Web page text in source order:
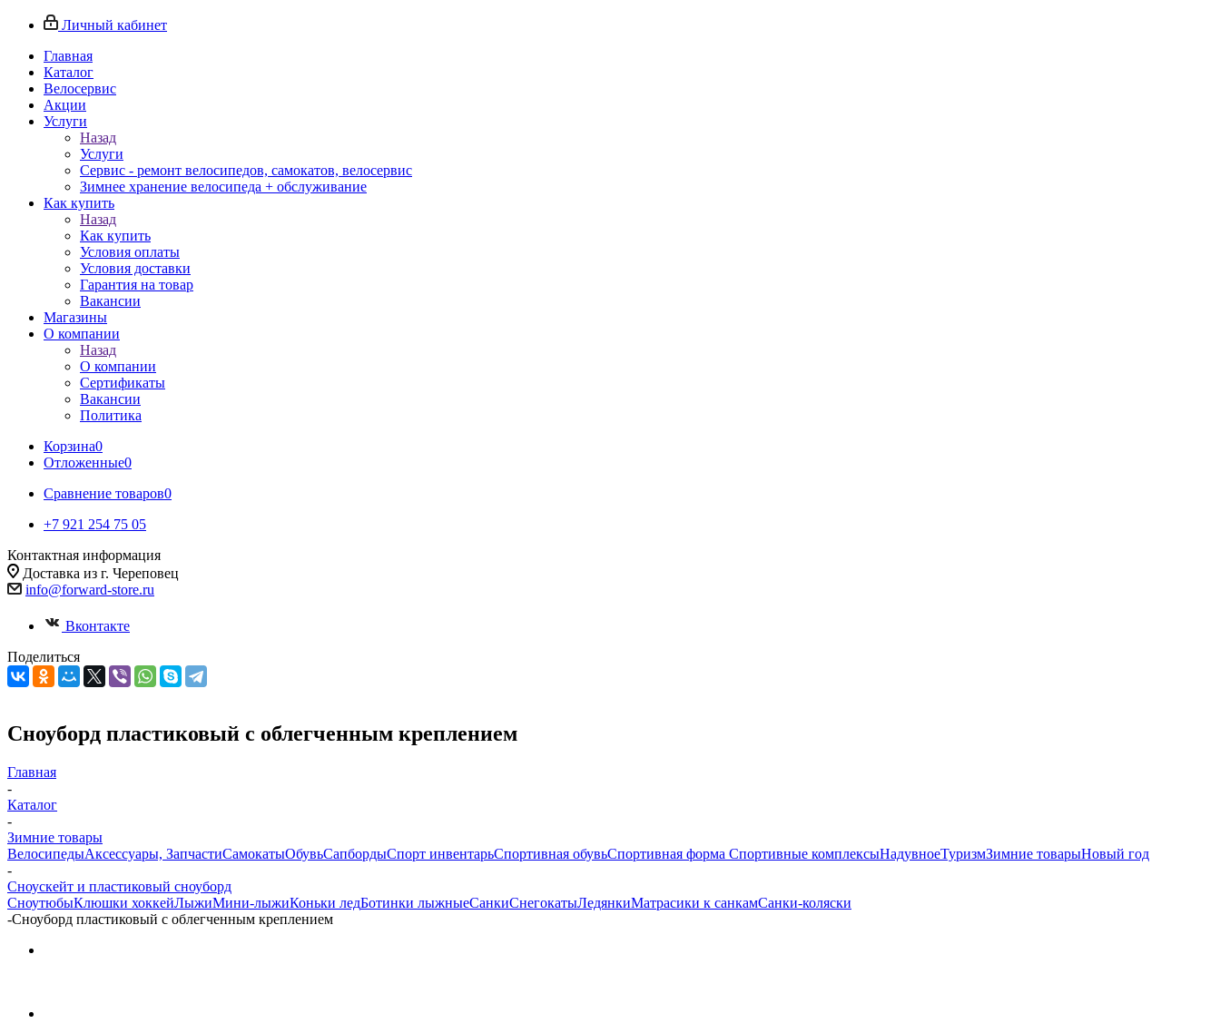
Личный кабинет
Главная
Каталог
Велосервис
Акции
Услуги
Назад
Услуги
Сервис - ремонт велосипедов, самокатов, велосервис
Зимнее хранение велосипеда + обслуживание
Как купить
Назад
Как купить
Условия оплаты
Условия доставки
Гарантия на товар
Вакансии
Магазины
О компании
Назад
О компании
Сертификаты
Вакансии
Политика
Корзина0
Отложенные0
Сравнение товаров0
+7 921 254 75 05
Контактная информация
Доставка из г. Череповец
info@forward-store.ru
Вконтакте
Поделиться
Сноуборд пластиковый с облегченным креплением
Главная
-
Каталог
-
Зимние товары
ВелосипедыАксессуары, ЗапчастиСамокатыОбувьСапбордыСпорт инвентарьСпортивная обувьСпортивная форма Спортивные комплексыНадувноеТуризмЗимние товарыНовый год
-
Сноускейт и пластиковый сноуборд
СноутюбыКлюшки хоккейЛыжиМини-лыжиКоньки ледБотинки лыжныеСанкиСнегокатыЛедянкиМатрасики к санкамСанки-коляски
-Сноуборд пластиковый с облегченным креплением